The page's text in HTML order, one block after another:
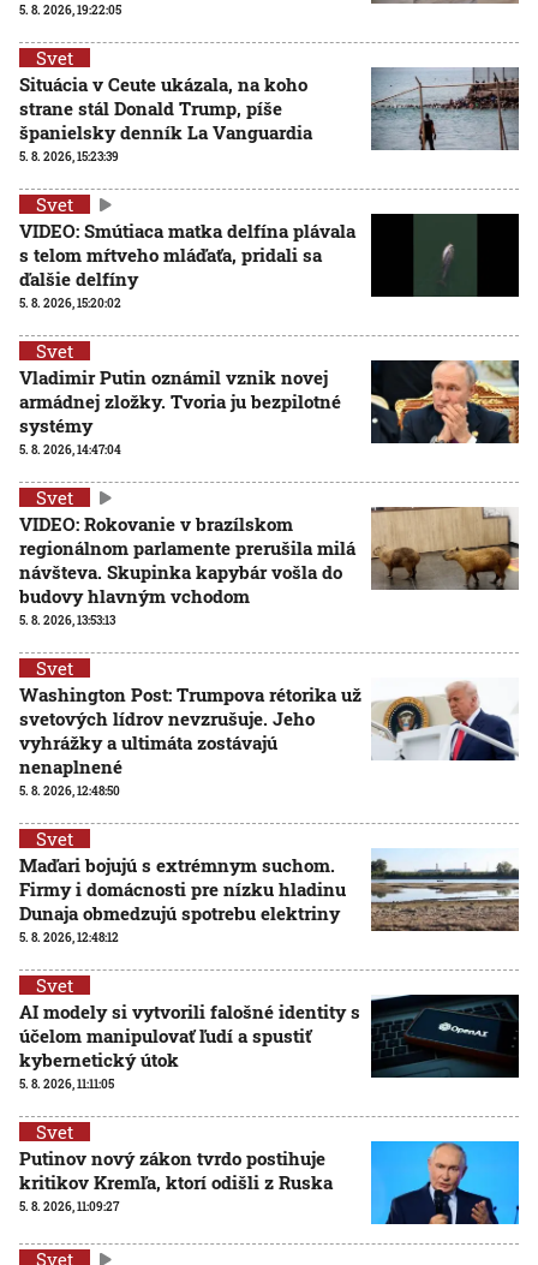
5. 8. 2026, 19:22:05
Svet
Situácia v Ceute ukázala, na koho
strane stál Donald Trump, píše
španielsky denník La Vanguardia
5. 8. 2026, 15:23:39
Svet
VIDEO: Smútiaca matka delfína plávala
s telom mŕtveho mláďaťa, pridali sa
ďalšie delfíny
5. 8. 2026, 15:20:02
Svet
Vladimir Putin oznámil vznik novej
armádnej zložky. Tvoria ju bezpilotné
systémy
5. 8. 2026, 14:47:04
Svet
VIDEO: Rokovanie v brazílskom
regionálnom parlamente prerušila milá
návšteva. Skupinka kapybár vošla do
budovy hlavným vchodom
5. 8. 2026, 13:53:13
Svet
Washington Post: Trumpova rétorika už
svetových lídrov nevzrušuje. Jeho
vyhrážky a ultimáta zostávajú
nenaplnené
5. 8. 2026, 12:48:50
Svet
Maďari bojujú s extrémnym suchom.
Firmy i domácnosti pre nízku hladinu
Dunaja obmedzujú spotrebu elektriny
5. 8. 2026, 12:48:12
Svet
AI modely si vytvorili falošné identity s
účelom manipulovať ľudí a spustiť
kybernetický útok
5. 8. 2026, 11:11:05
Svet
Putinov nový zákon tvrdo postihuje
kritikov Kremľa, ktorí odišli z Ruska
5. 8. 2026, 11:09:27
Svet